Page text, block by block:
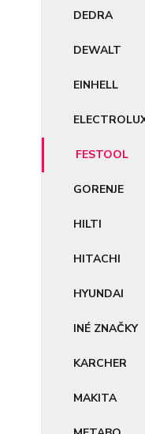
DEDRA
DEWALT
EINHELL
FESTOOL
GORENJE
HILTI
HITACHI
HYUNDAI
INÉ ZNAČKY
KARCHER
MAKITA